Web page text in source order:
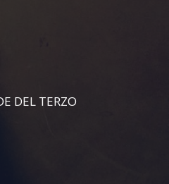
DEL TERZO